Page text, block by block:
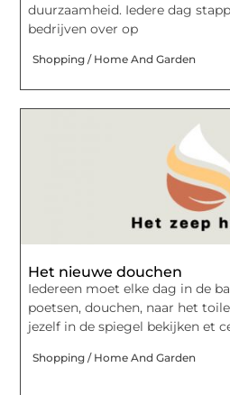
duurzaamheid. Iedere dag
bedrijven over op
Shopping / Home And Garden
Het nieuwe douchen
Iedereen moet elke dag in de
poetsen, douchen, naar het
jezelf in de spiegel bekijken et
Shopping / Home And Garden